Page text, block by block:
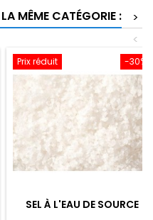
MÊME CATÉGORIE :
>
<
-30%
Prix réduit
SEL À L'EAU DE SOURCE